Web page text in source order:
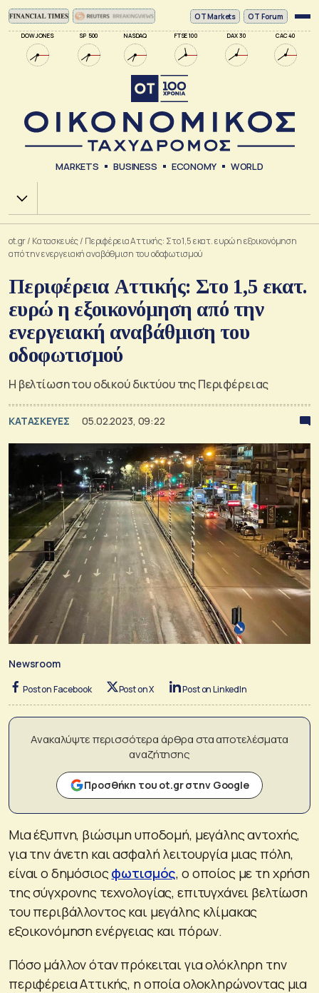
DOW JONES SP 500 NASDAQ FTSE 100 DAX 30 CAC 40
ΟΤ Markets OT Forum
MARKETS BUSINESS ECONOMY WORLD
Χ.Α.
ot.gr/ Κατασκευές/ Περιφέρεια Αττικής: Στο 1,5 εκατ. ευρώ η εξοικονόμηση
από την ενεργειακή αναβάθμιση του οδοφωτισμού
Περιφέρεια Αττικής: Στο 1,5 εκατ.
ευρώ η εξοικονόμηση από την
ενεργειακή αναβάθμιση του
οδοφωτισμού
Η βελτίωση του οδικού δικτύου της Περιφέρειας
ΚΑΤΑΣΚΕΥΕΣ 05.02.2023, 09:22
Newsroom
Post on Facebook Post on X Post on LinkedIn
Ανακαλύψτε περισσότερα άρθρα στα αποτελέσματα
αναζήτησης
Προσθήκη του ot.gr στην Google
Μια έξυπνη, βιώσιμη υποδομή, μεγάλης αντοχής,
για την άνετη και ασφαλή λειτουργία μιας πόλη,
είναι ο δημόσιοςφωτισμός, ο οποίος με τη χρήση
της σύγχρονης τεχνολογίας, επιτυγχάνει βελτίωση
του περιβάλλοντος και μεγάλης κλίμακας
εξοικονόμηση ενέργειας και πόρων.
Πόσο μάλλον όταν πρόκειται για ολόκληρη την
περιφέρεια Αττικής, η οποία ολοκληρώνοντας μια